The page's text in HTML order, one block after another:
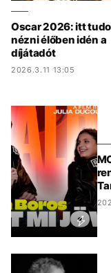
Oscar 2026: itt
nézni élőben idén a
díjátadót
2026.3.11 13:05